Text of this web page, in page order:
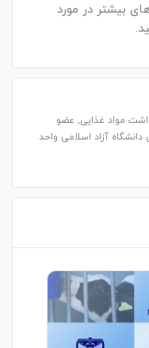
بیشتر در مورد
مواد غذایی, عضو
آزاد اسلامی واحد